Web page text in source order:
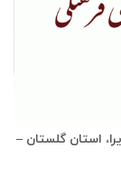
١٦ كلاسه مهر راديرا، استان گلستان –